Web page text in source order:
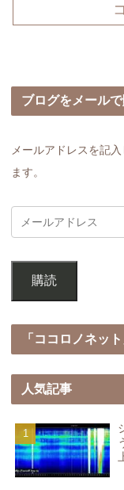
ブログをメールで
メールアドレスを記
ます。
購読
「ココロノネッ
人気記事